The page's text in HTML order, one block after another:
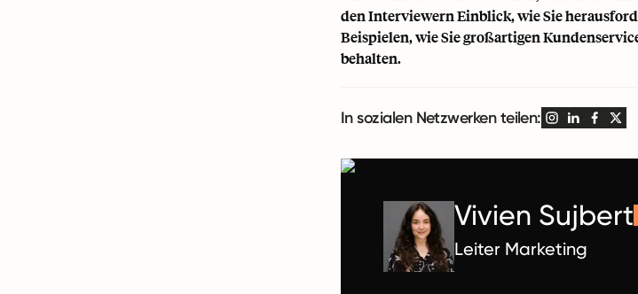
den Interviewern Einblick, wie Sie
Beispielen, wie Sie großartigen
behalten.
In sozialen Netzwerken teilen:
Vivien Sujbert
Leiter Marketing